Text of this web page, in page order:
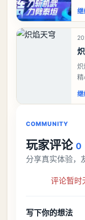
控
招
继
炽
精
事
继
COMMUNITY
玩家评论 0
分享真实体验，
评论暂时
写下你的想法